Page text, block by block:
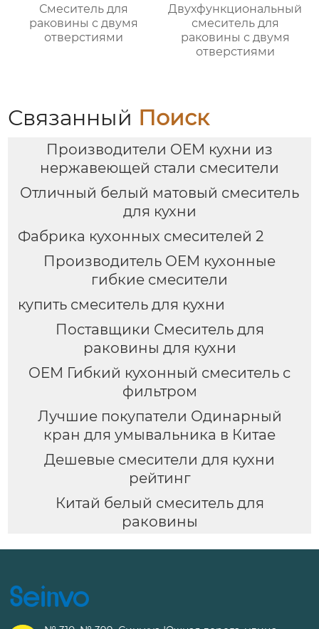
Смеситель для
раковины с двумя
отверстиями
Двухфункциональный
смеситель для
раковины с двумя
отверстиями
Связанный Поиск
Производители OEM кухни из
нержавеющей стали смесители
Отличный белый матовый смеситель
для кухни
Фабрика кухонных смесителей 2
Производитель OEM кухонные
гибкие смесители
купить смеситель для кухни
Поставщики Смеситель для
раковины для кухни
OEM Гибкий кухонный смеситель с
фильтром
Лучшие покупатели Одинарный
кран для умывальника в Китае
Дешевые смесители для кухни
рейтинг
Китай белый смеситель для
раковины